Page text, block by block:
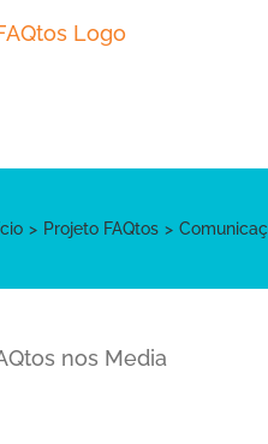
Projeto FAQtos
nos Media